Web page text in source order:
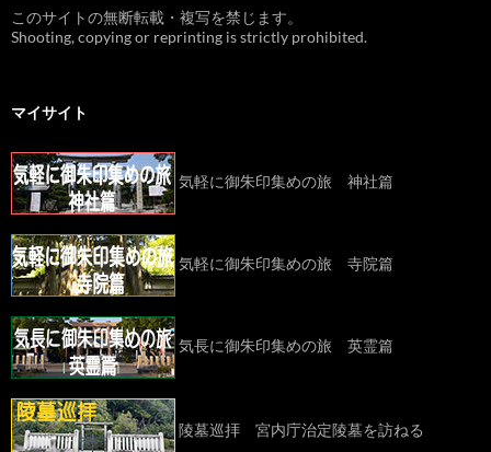
このサイトの無断転載・複写を禁じます。
Shooting, copying or reprinting is strictly prohibited.
マイサイト
気軽に御朱印集めの旅 神社篇
気軽に御朱印集めの旅 寺院篇
気長に御朱印集めの旅 英霊篇
陵墓巡拝 宮内庁治定陵墓を訪ねる